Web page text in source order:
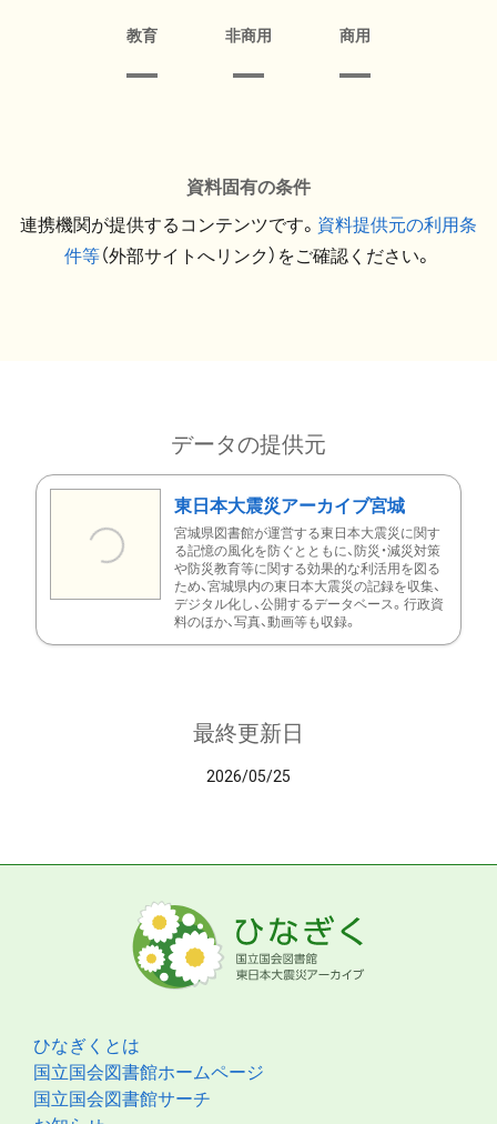
教育 非商用 商用
資料固有の条件
連携機関が提供するコンテンツです。 資料提供元の利用条
件等（外部サイトへリンク）をご確認ください。
データの提供元
東日本大震災アーカイブ宮城
宮城県図書館が運営する東日本大震災に関す
る記憶の風化を防ぐとともに、防災・減災対策
や防災教育等に関する効果的な利活用を図る
ため、宮城県内の東日本大震災の記録を収集、
デジタル化し、公開するデータベース。行政資
料のほか、写真、動画等も収録。
最終更新日
2026/05/25
ひなぎくとは
国立国会図書館ホームページ
国立国会図書館サーチ